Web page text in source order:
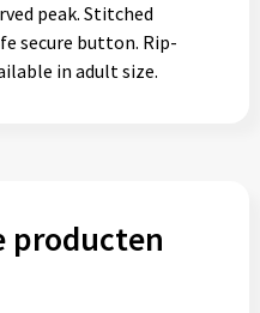
peak. Stitched
secure button. Rip-
in adult size.
producten